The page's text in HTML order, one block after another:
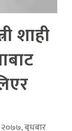
शाही
२०७७, बुधबार